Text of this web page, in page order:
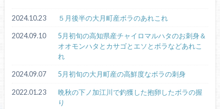
2024.10.23 ５月後半の大月町産ボラのあれこれ
2024.09.10
5月初旬の高知県産チャイロマルハタのお刺身＆
オオモンハタとカサゴとエソとボラなどあれこ
れ
2024.09.07 5月初旬の大月町産の高鮮度なボラの刺身
2022.01.23
晩秋の下ノ加江川で釣獲した抱卵したボラの握
り